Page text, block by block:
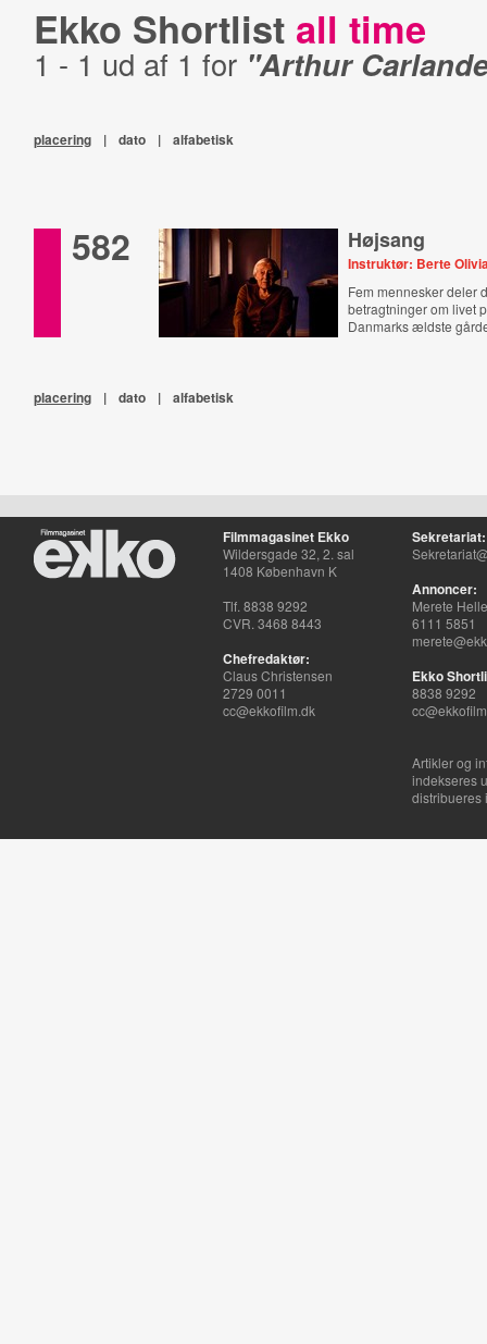
Ekko Shortlist all time
1 - 1 ud af 1 for "Arthur
placering | dato | alfabetisk
582 Højsang
Instruktør: Berte
Fem mennesker deler
betragtninger om livet
Danmarks ældste
placering | dato | alfabetisk
Filmmagasinet Ekko
Wildersgade 32, 2. sal
1408 København K
Tlf. 8838 9292
CVR. 3468 8443
Chefredaktør:
Claus Christensen
2729 0011
cc@ekkofilm.dk
Sekretariat:
Annoncer:
Merete
6111 5851
Ekko
8838 9292
Artikler og
indekseres
distribueres